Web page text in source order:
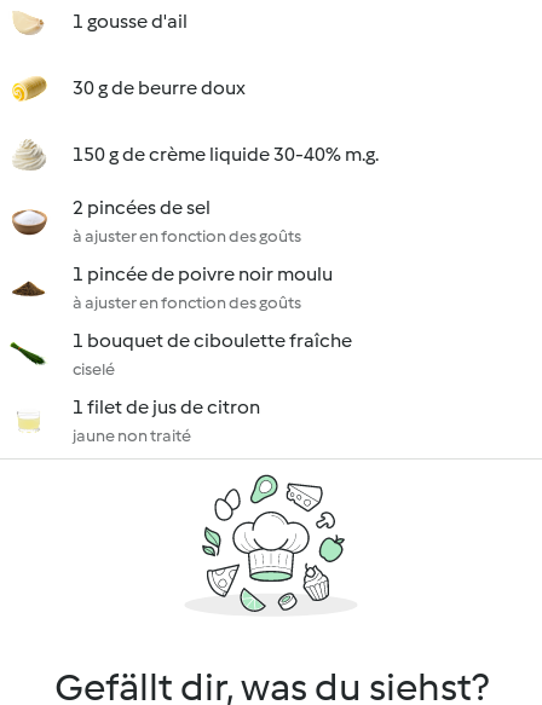
1 gousse d'ail
30 g de beurre doux
150 g de crème liquide 30-40% m.g.
2 pincées de sel
à ajuster en fonction des goûts
1 pincée de poivre noir moulu
à ajuster en fonction des goûts
1 bouquet de ciboulette fraîche
ciselé
1 filet de jus de citron
jaune non traité
Gefällt dir, was du siehst?